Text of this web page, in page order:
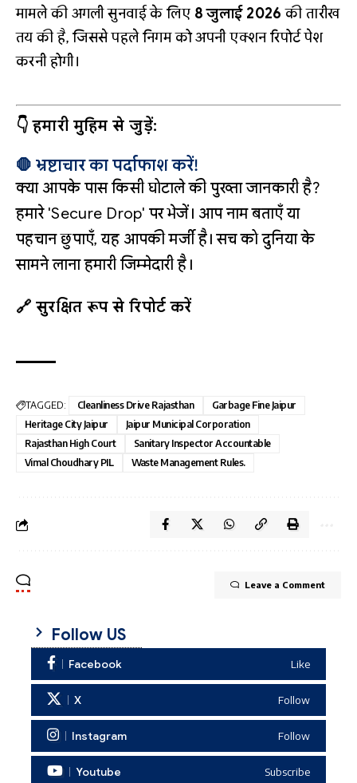
मामले की अगली सुनवाई के लिए 8 जुलाई 2026 की तारीख
तय की है, जिससे पहले निगम को अपनी एक्शन रिपोर्ट पेश
करनी होगी।
👇 हमारी मुहिम से जुड़ें:
🛑 भ्रष्टाचार का पर्दाफाश करें!
क्या आपके पास किसी घोटाले की पुख्ता जानकारी है?
हमारे 'Secure Drop' पर भेजें। आप नाम बताएँ या
पहचान छुपाएँ, यह आपकी मर्जी है। सच को दुनिया के
सामने लाना हमारी जिम्मेदारी है।
🔗 सुरक्षित रूप से रिपोर्ट करें
TAGGED: Cleanliness Drive Rajasthan
Garbage Fine Jaipur
Heritage City Jaipur
Jaipur Municipal Corporation
Rajasthan High Court
Sanitary Inspector Accountable
Vimal Choudhary PIL
Waste Management Rules.
Leave a Comment
Follow US
Facebook Like
X Follow
Instagram Follow
Youtube Subscribe